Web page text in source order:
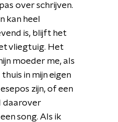
over schrijven.
kan heel
is, blijft het
vliegtuig. Het
moeder me, als
in mijn eigen
zijn, of een
daarover
song. Als ik